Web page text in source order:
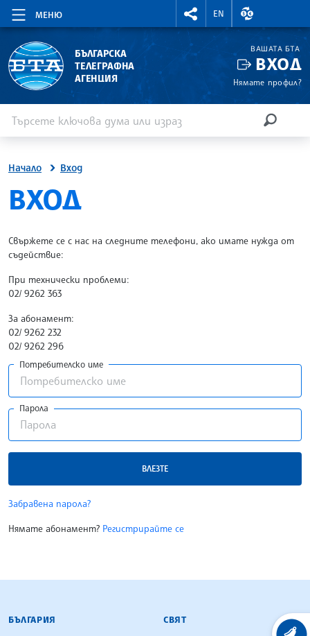
МЕНЮ
RIGHTMENU.SOCIAL
EN
ВАЛУТНИ
БЪЛГАРСКА
ТЕЛЕГРАФНА
АГЕНЦИЯ
ВАШАТА БТА
ВХОД
Нямате профил?
Начало Вход
SITE.BTA
ВХОД
Свържете се с нас на следните телефони, ако имате нужда от
съдействие:
При технически проблеми:
02/ 9262 363
За абонамент:
02/ 9262 232
02/ 9262 296
Потребителско име
Парола
ВЛЕЗТЕ
Забравена парола?
Нямате абонамент? Регистрирайте се
БЪЛГАРСКА ТЕЛЕГРАФНА АГЕНЦИЯ
БЪЛГАРИЯ СВЯТ